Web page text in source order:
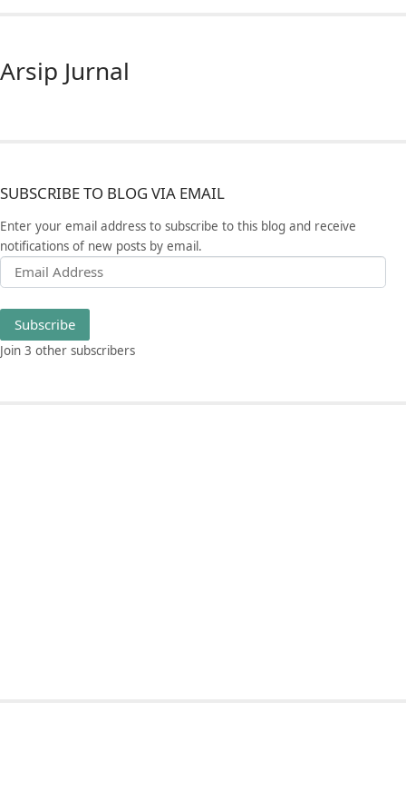
Arsip Jurnal
SUBSCRIBE TO BLOG VIA EMAIL
Enter your email address to subscribe to this blog and receive
notifications of new posts by email.
Email Address
Subscribe
Join 3 other subscribers